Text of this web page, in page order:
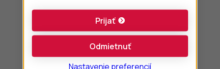
Sedačky na splátky
Štvorkolky na splátky
Elektroauto na splátky
Hybrid na splátky
Prijať
Odmietnuť
Nastavenie preferencií